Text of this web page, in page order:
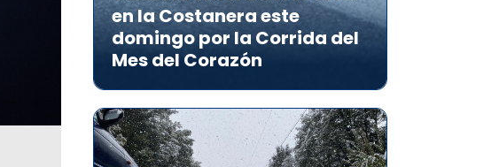
en la Costanera este
domingo por la Corrida del
Mes del Corazón